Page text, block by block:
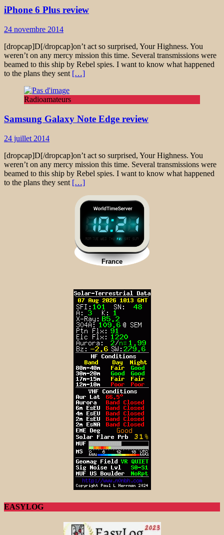
iPhone 6 Plus review
24 novembre 2014
[dropcap]D[/dropcap]on’t act so surprised, Your Highness. You
weren’t on any mercy mission this time. Several transmissions were
beamed to this ship by Rebel spies. I want to know what happened
to the plans they sent […]
Radioamateurs
Samsung Galaxy Note Edge review
24 juillet 2014
[dropcap]D[/dropcap]on’t act so surprised, Your Highness. You
weren’t on any mercy mission this time. Several transmissions were
beamed to this ship by Rebel spies. I want to know what happened
to the plans they sent […]
EASYLOG